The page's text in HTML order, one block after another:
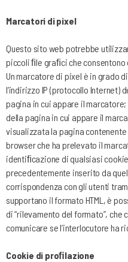
Marcatori di pixel
Questo sito web potrebbe
piccoli ﬁle graﬁci che
Un marcatore di pixel è in grado
l’indirizzo IP (protocollo Internet)
pagina in cui appare il marcatore;
della pagina in cui appare il
visualizzata la pagina
browser che ha prelevato il
identiﬁcazione di qualsiasi
precedentemente inserito da
corrispondenza con gli utenti
supportano il formato HTML, è
di “rilevamento del formato”,
comunicare se l’interlocutore ha
Cookie di proﬁlazione